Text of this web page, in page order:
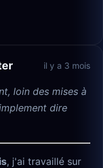
il y a 3 mois
loin des mises à
dire
, j'ai travaillé sur